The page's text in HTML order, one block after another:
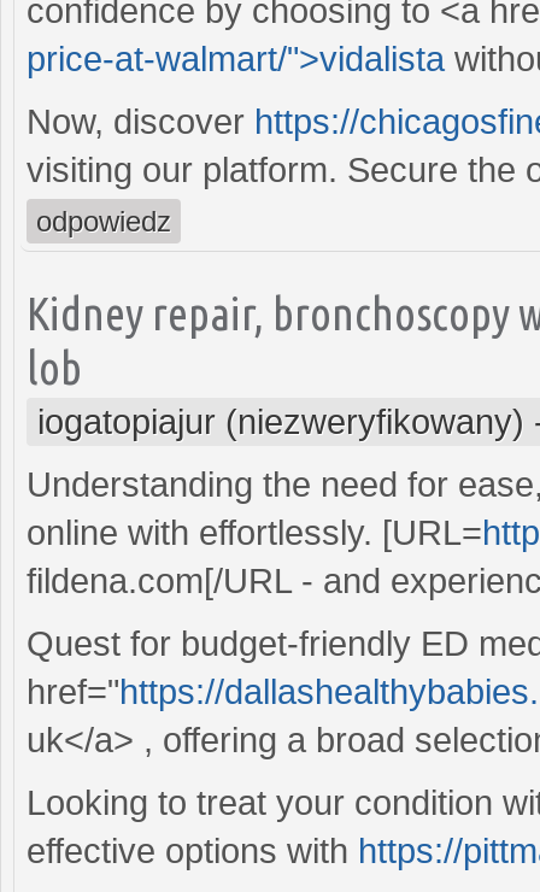
confidence by choosing to <a
price-at-walmart/">vidalista
Now, discover https://
visiting our platform. Secure the
odpowiedz
Kidney repair,
lob
iogatopiajur (niezweryfikowany)
Understanding the need for
online with effortlessly. [URL=
fildena.com[/URL - and
Quest for budget-friendly ED
href="https://
uk</a> , offering a broad
Looking to treat your condition
effective options with https://